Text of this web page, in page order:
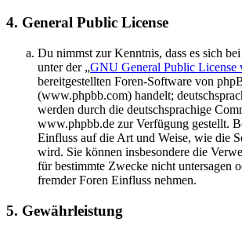
4. General Public License
Du nimmst zur Kenntnis, dass es sich
unter der „GNU General Public License
bereitgestellten Foren-Software von
(www.phpbb.com) handelt;
werden durch die deutschsprachige
www.phpbb.de zur Verfügung gestellt.
Einfluss auf die Art und Weise, wie die
wird. Sie können insbesondere die
für bestimmte Zwecke nicht untersagen
fremder Foren Einfluss nehmen.
5. Gewährleistung